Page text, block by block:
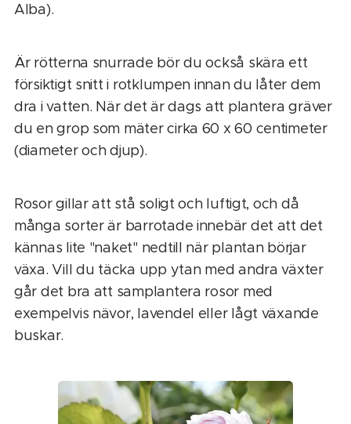
Alba).
Är rötterna snurrade bör du också skära ett
försiktigt snitt i rotklumpen innan du låter dem
dra i vatten. När det är dags att plantera gräver
du en grop som mäter cirka 60 x 60 centimeter
(diameter och djup).
Rosor gillar att stå soligt och luftigt, och då
många sorter är barrotade innebär det att det
kännas lite "naket" nedtill när plantan börjar
växa. Vill du täcka upp ytan med andra växter
går det bra att samplantera rosor med
exempelvis nävor, lavendel eller lågt växande
buskar.